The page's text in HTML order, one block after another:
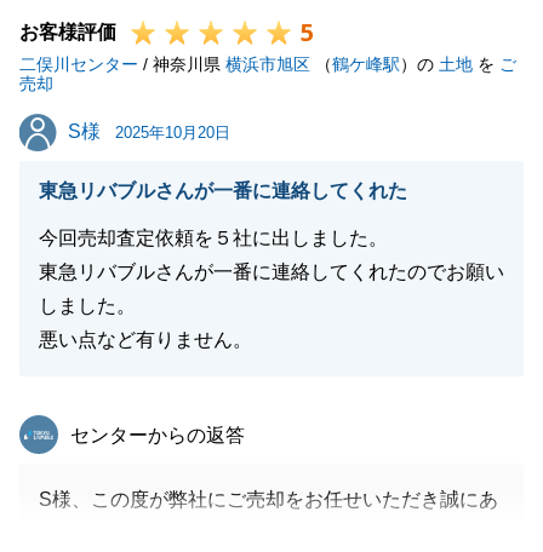
お客様評価 5
二俣川センター / 神奈川県 横浜市旭区 （鶴ケ峰駅）の 土地 を ご
売却
S様
S様 2025年10月20日
東急リバブルさんが一番に連絡してくれた
今回売却査定依頼を５社に出しました。
東急リバブルさんが一番に連絡してくれたのでお願い
しました。
悪い点など有りません。
東急リバブル
センターからの返答
S様、この度が弊社にご売却をお任せいただき誠にあ